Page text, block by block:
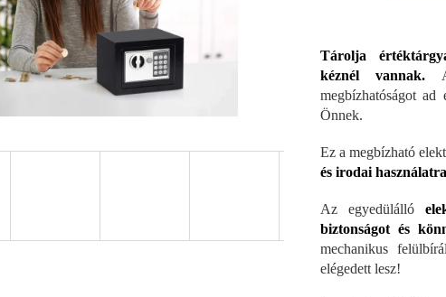
Tárolja
kéznél vannak.
megbízhatóságot
Önnek.
Ez a megbízható
és irodai
Az egyedülálló
biztonságot és
mechanikus
elégedett lesz!